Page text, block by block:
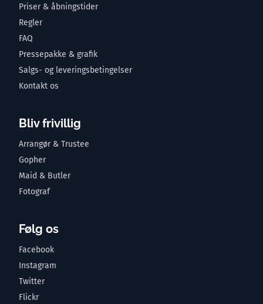
Priser & åbningstider
Regler
FAQ
Pressepakke & grafik
Salgs- og leveringsbetingelser
Kontakt os
Bliv frivillig
Arrangør & Trustee
Gopher
Maid & Butler
Fotograf
Følg os
Facebook
Instagram
Twitter
Flickr